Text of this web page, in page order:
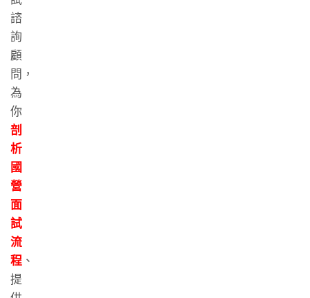
諮
詢
顧
問，
為
你
剖
析
國
營
面
試
流
程 、
提